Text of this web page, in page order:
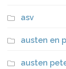
asv
austen en
austen